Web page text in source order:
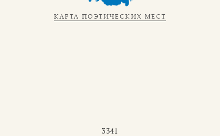
КАРТА ПОЭТИЧЕСКИХ МЕСТ
3341